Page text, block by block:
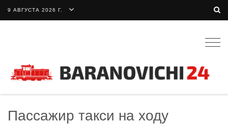
9 АВГУСТА 2026 Г.
Пассажир такси на ходу